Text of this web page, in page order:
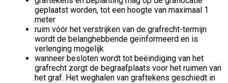
geplaatst worden, tot een hoogte van maximaal 1
meter
ruim vóór het verstrijken van de grafrecht-termijn
wordt de belanghebbende geïnformeerd en is
verlenging mogelijk
wanneer besloten wordt tot beëindiging van het
grafrecht zorgt de begraafplaats voor het ruimen van
het graf. Het weghalen van graftekens geschiedt in